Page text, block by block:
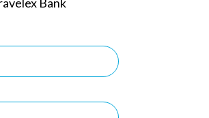
Bank